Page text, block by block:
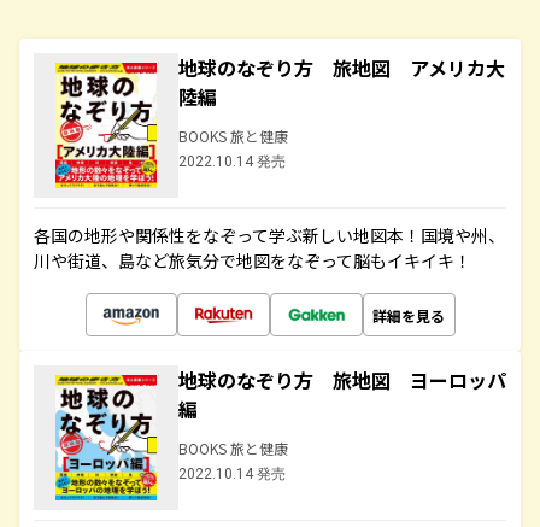
地球のなぞり方 旅地図 アメリカ大
陸編
BOOKS 旅と健康
2022.10.14 発売
各国の地形や関係性をなぞって学ぶ新しい地図本！国境や州、
川や街道、島など旅気分で地図をなぞって脳もイキイキ！
詳細を見る
地球のなぞり方 旅地図 ヨーロッパ
編
BOOKS 旅と健康
2022.10.14 発売